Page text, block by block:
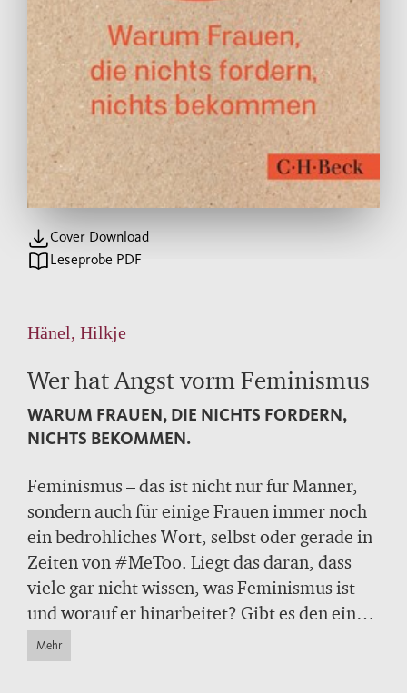
Cover Download
Leseprobe PDF
Hänel, Hilkje
Wer hat Angst vorm Feminismus
WARUM FRAUEN, DIE NICHTS FORDERN,
NICHTS BEKOMMEN.
Feminismus – das ist nicht nur für Männer,
sondern auch für einige Frauen immer noch
ein bedrohliches Wort, selbst oder gerade in
Zeiten von #MeToo. Liegt das daran, dass
viele gar nicht wissen, was Feminismus ist
und worauf er hinarbeitet? Gibt es den einen
Feminismus? Was hat Feminismus eigentlich
mit Sexismus zu tun? Und was mit unseren
Mehr